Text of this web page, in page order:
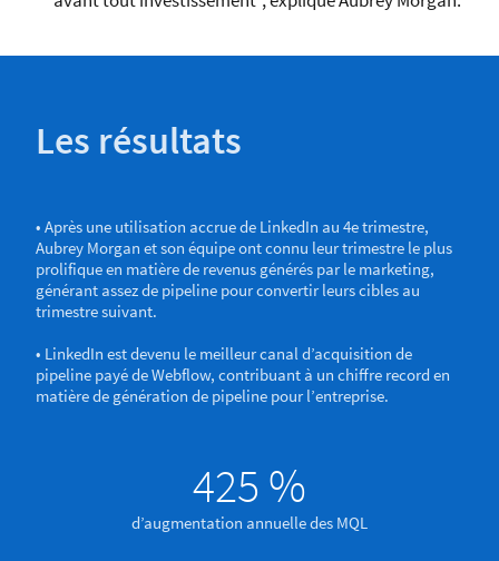
Les résultats
• Après une utilisation accrue de LinkedIn au 4e trimestre,
Aubrey Morgan et son équipe ont connu leur trimestre le plus
prolifique en matière de revenus générés par le marketing,
générant assez de pipeline pour convertir leurs cibles au
trimestre suivant.
• LinkedIn est devenu le meilleur canal d’acquisition de
pipeline payé de Webflow, contribuant à un chiffre record en
matière de génération de pipeline pour l’entreprise.
425 %
d’augmentation annuelle des MQL